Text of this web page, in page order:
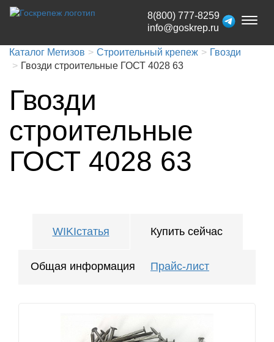
Toggle
8(800) 777-8259
info@goskrep.ru
Каталог Метизов Строительный крепеж
Гвозди
Гвозди строительные ГОСТ 4028 63
Гвозди
строительные
ГОСТ 4028 63
WIKIстатья Купить сейчас
Общая информация Прайс-лист